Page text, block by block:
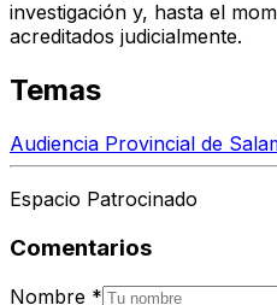
investigación y, hasta el
acreditados judicialmente.
Temas
Audiencia Provincial de
Espacio Patrocinado
Comentarios
Nombre *